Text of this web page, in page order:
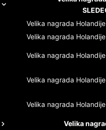
Velika nagrada Holandije
Velika nagrada Holandije
Velika nagrada Holandije
Velika nagrada Holandije
Velika nagrada Holandije
Velika